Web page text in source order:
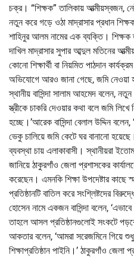
চক্র। “শিক্ষক” তালিকায়
নতুন করে গড়ে ওঠা মাদ্রাসার প্রধান
শাহিনুর আলম নামের এক ব্যক্তি। শিক্ষক
দাখিল মাদ্রাসার সুপার আব্দুল মতিনের
কোনো শিক্ষার্থী বা নিয়মিত পাঠদান
অভিযোগে আরও জানা গেছে, জমি নেওয়া
স্থানীয় বাসিন্দা সালাম আহমেদ বলেন,
স্ত্রীকে চাকরি দেওয়ার কথা বলে জমি
হচ্ছে।’আরেক বাসিন্দা বেলাল উদ্দিন
ভেকু চালিয়ে জমি কেটে ঘর বানানো
ব্যবস্থা চায় এলাকাবাসী। স্থানীয়রা
জানিয়ে ঠাকুরগাঁও জেলা প্রশাসকের
করেছেন। এমনকি শিক্ষা উপদেষ্টার কাছে
প্রতিষ্ঠানটি বাতিল করে সংশ্লিষ্টদের
হোসেন নামে একজন বাসিন্দা বলেন,
তাহলে আসল প্রতিষ্ঠানগুলোই সংকটে
আকতার বলেন, ‘আমরা সরেজমিনে গিয়ে
শিক্ষাপ্রতিষ্ঠান পাইনি।’ ঠাকুরগাঁও